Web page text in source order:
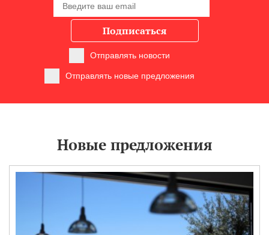
Подписаться
Отправлять новости
Отправлять новые предложения
Новые предложения